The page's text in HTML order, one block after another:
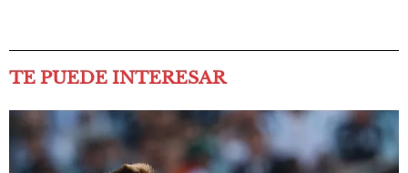
TE PUEDE INTERESAR